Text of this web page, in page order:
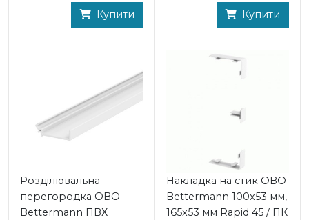
Купити
Купити
Розділювальна
перегородка OBO
Bettermann ПВХ
Накладка на стик OBO
Bettermann 100x53 мм,
165x53 мм Rapid 45 / ПК